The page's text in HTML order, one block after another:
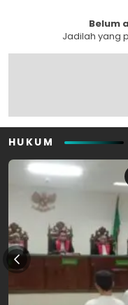
Belum
Jadilah yang
HUKUM